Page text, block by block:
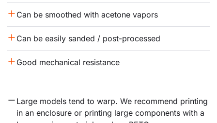
Can be smoothed with acetone vapors
Can be easily sanded / post-processed
Good mechanical resistance
Large models tend to warp. We recommend printing
in an enclosure or printing large components with a